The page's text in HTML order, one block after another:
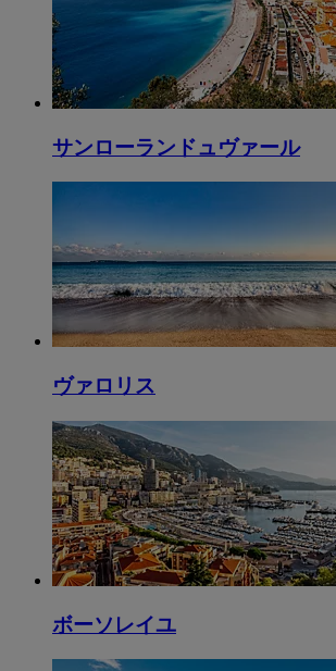
サンローランドュヴァール
ヴァロリス
ボーソレイユ